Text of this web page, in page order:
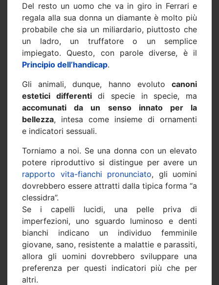
Del resto un uomo che va in giro in Ferrari e
regala alla sua donna un diamante è molto più
probabile che sia un miliardario, piuttosto che
un ladro, un truffatore o un semplice
impiegato. Questo, con parole diverse, è il
Principio dell’handicap.
Gli animali, dunque, hanno evoluto canoni
estetici differentidi specie in specie, ma
accomunati da un senso innato per la
bellezza, intesa come insieme di ornamenti
e indicatori sessuali.
Torniamo a noi. Se una donna con un elevato
potere riproduttivo si distingue per avere un
rapporto vita-fianchi pronunciato, gli uomini
dovrebbero essere attratti dalla tipica forma “a
clessidra”.
Se i capelli lucidi, una pelle priva di
imperfezioni, uno sguardo luminoso e denti
bianchi indicano un individuo femminile
giovane, sano, resistente a malattie e parassiti,
allora gli uomini dovrebbero sviluppare una
preferenza per questi indicatori più che per
altri.